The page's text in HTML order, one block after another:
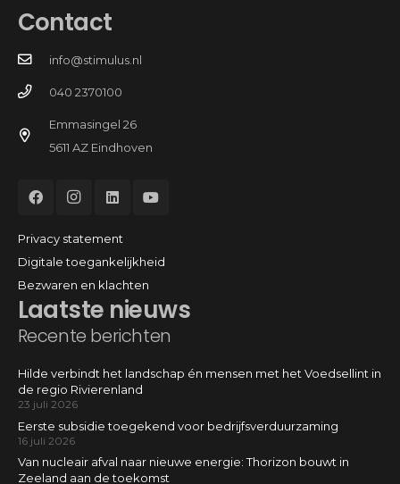
Laatste nieuws
Recente berichten
Hilde verbindt het landschap én mensen met het Voedsellint in
de regio Rivierenland
23 juli 2026
Eerste subsidie toegekend voor bedrijfsverduurzaming
16 juli 2026
Van nucleair afval naar nieuwe energie: Thorizon bouwt in
Zeeland aan de toekomst
Contact
info@stimulus.nl
040 2370100
Emmasingel 26
5611 AZ Eindhoven
Privacy statement
Digitale toegankelijkheid
Bezwaren en klachten